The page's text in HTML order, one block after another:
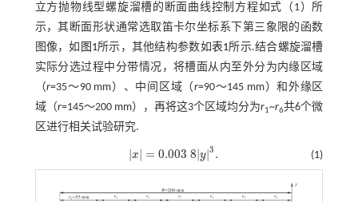
立方抛物线型螺旋溜槽的断面曲线控制方程如式（1）所
示，其断面形状通常选取笛卡尔坐标系下第三象限的函数
图像，如 图1所示，其他结构参数如表1所示.结合螺旋溜槽
实际分选过程中分带情况，将槽面从内至外分为内缘区域
（r=35～90 mm）、中间区域（r=90～145 mm）和外缘区
域（r=145～200 mm），再将这3个区域均分为r1~r6共6个微
区进行相关试验研究.
|x | = 0.003 8|y|3 .
x= 0.003 8y3. (1)